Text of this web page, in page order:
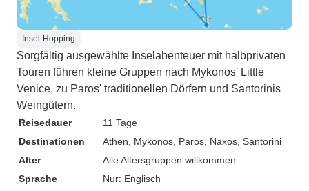
Insel-Hopping
Sorgfältig ausgewählte Inselabenteuer mit halbprivaten
Touren führen kleine Gruppen nach Mykonos' Little
Venice, zu Paros' traditionellen Dörfern und Santorinis
Weingütern.
Reisedauer
11 Tage
Destinationen
Athen , Mykonos , Paros , Naxos , Santorini
Alter
Alle Altersgruppen willkommen
Sprache
Nur: Englisch